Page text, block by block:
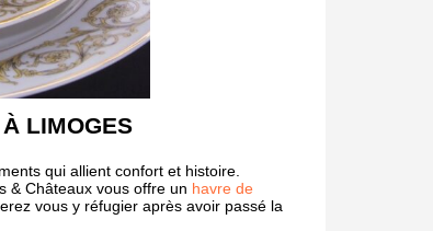
LIMOGES
qui allient confort et histoire.
& Châteaux vous offre un havre de
vous y réfugier après avoir passé la